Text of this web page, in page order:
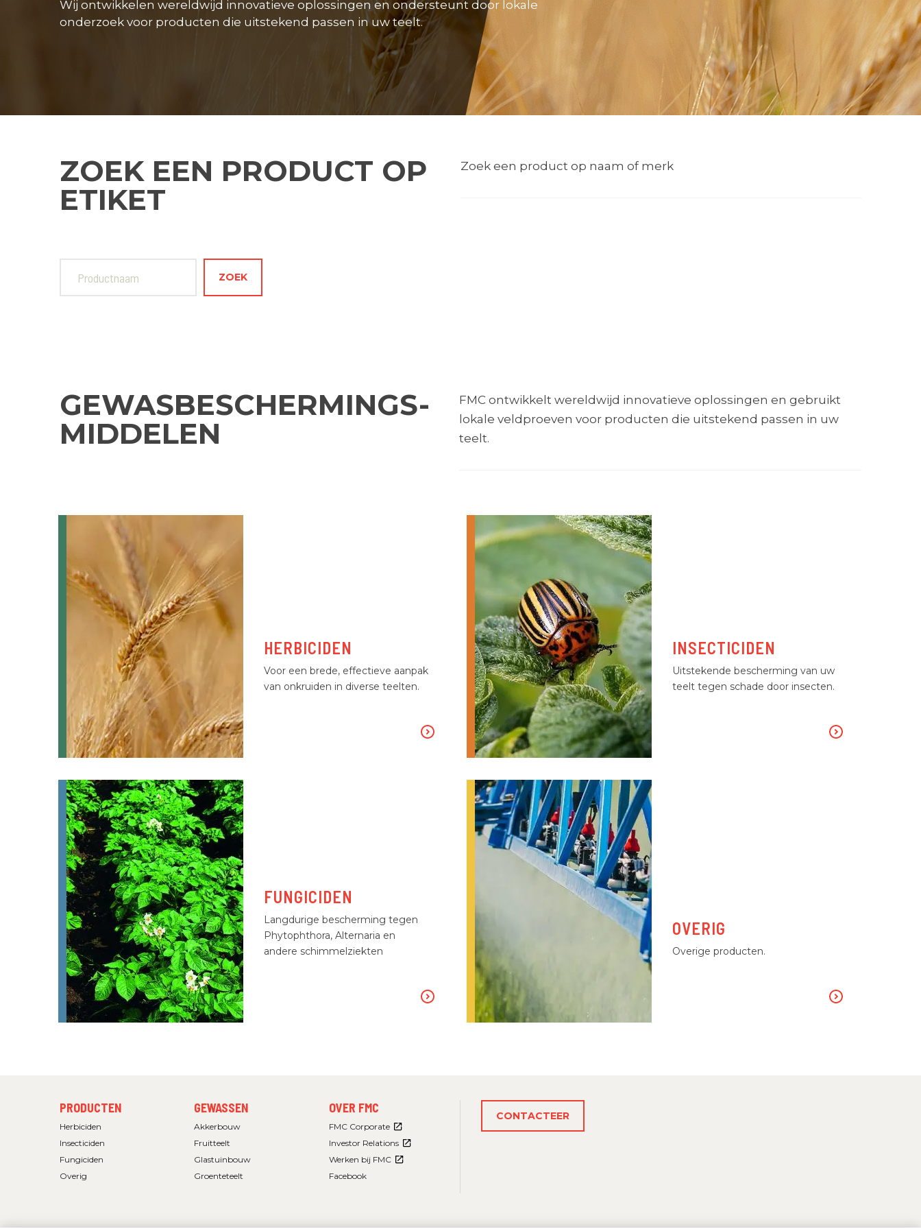
Wij ontwikkelen wereldwijd innovatieve oplossingen en ondersteunt door lokale
onderzoek voor producten die uitstekend passen in uw teelt.
ZOEK EEN PRODUCT OP
ETIKET
Zoek een product op naam of merk
GEWASBESCHERMINGS-
MIDDELEN
FMC ontwikkelt wereldwijd innovatieve oplossingen en gebruikt
lokale veldproeven voor producten die uitstekend passen in uw
teelt.
HERBICIDEN
Voor een brede, effectieve aanpak
van onkruiden in diverse teelten.
INSECTICIDEN
Uitstekende bescherming van uw
teelt tegen schade door insecten.
FUNGICIDEN
Langdurige bescherming tegen
Phytophthora, Alternaria en
andere schimmelziekten
OVERIG
Overige producten.
FOOTER
MENU
PRODUCTEN
Herbiciden
Insecticiden
Fungiciden
Overig
FOOTER
MENU
GEWASSEN
Akkerbouw
Fruitteelt
Glastuinbouw
Groenteteelt
FOOTER
MENU
OVER FMC
FMC Corporate
Investor Relations
Werken bij FMC
Facebook
CONTACTEER